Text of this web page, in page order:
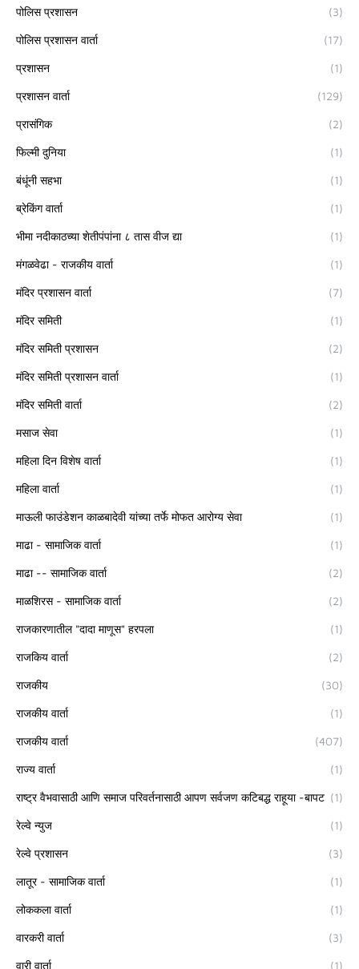
पोलिस प्रशासन (3)
पोलिस प्रशासन वार्ता (17)
प्रशासन (1)
प्रशासन वार्ता (129)
प्रासंगिक (2)
फिल्मी दुनिया (1)
बंधूंनी सहभा (1)
ब्रेकिंग वार्ता (1)
भीमा नदीकाठच्या शेतीपंपांना ८ तास वीज द्या (1)
मंगळवेढा - राजकीय वार्ता (1)
मंदिर प्रशासन वार्ता (7)
मंदिर समिती (1)
मंदिर समिती प्रशासन (2)
मंदिर समिती प्रशासन वार्ता (1)
मंदिर समिती वार्ता (2)
मसाज सेवा (1)
महिला दिन विशेष वार्ता (1)
महिला वार्ता (1)
माऊली फाउंडेशन काळबादेवी यांच्या तर्फे मोफत आरोग्य सेवा (1)
माढा - सामाजिक वार्ता (1)
माढा -- सामाजिक वार्ता (2)
माळशिरस - सामाजिक वार्ता (2)
राजकारणातील "दादा माणूस" हरपला (1)
राजकिय वार्ता (2)
राजकीय (30)
राजकीय वार्ता (1)
राजकीय वार्ता (407)
राज्य वार्ता (1)
राष्ट्र वैभवासाठी आणि समाज परिवर्तनासाठी आपण सर्वजण कटिबद्ध राहूया -बापट (1)
रेल्वे न्युज (1)
रेल्वे प्रशासन (3)
लातूर - सामाजिक वार्ता (1)
लोककला वार्ता (1)
वारकरी वार्ता (3)
वारी वार्ता (1)